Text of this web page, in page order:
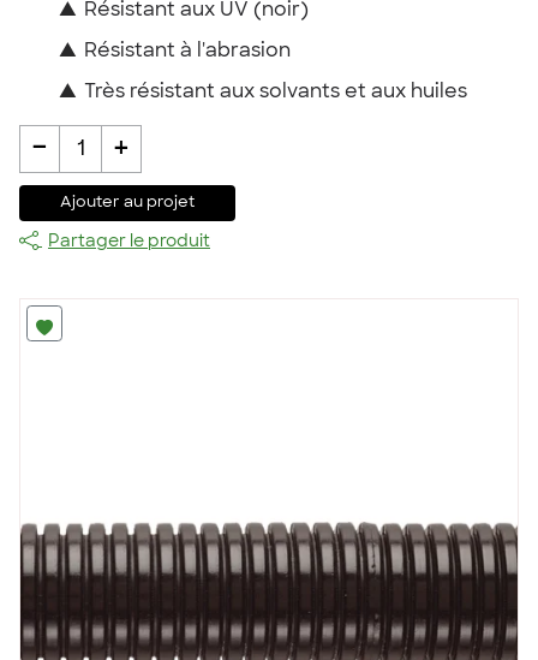
▲ Résistant aux UV (noir)
▲ Résistant à l'abrasion
▲ Très résistant aux solvants et aux huiles
- 1 +
Ajouter au projet
Partager le produit